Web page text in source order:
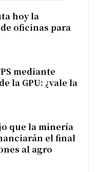
hoy la
oficinas para
mediante
la GPU: ¿vale la
que la minería
el final
al agro